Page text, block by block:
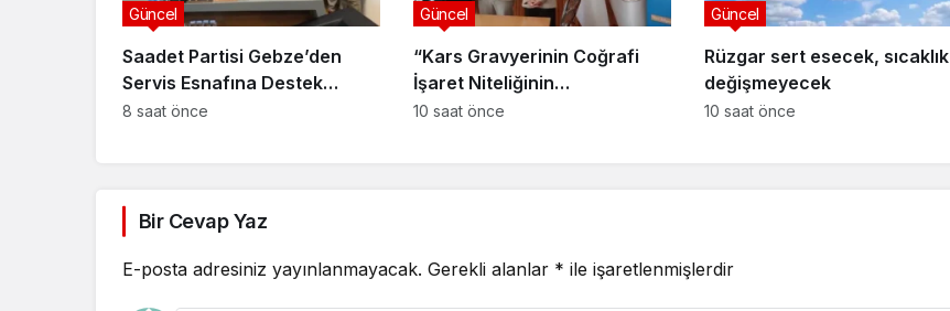
Saadet Partisi Gebze’den
Servis Esnafına Destek
Ziyareti: “Sektörde Adalet
Güncel
8 saat önce
“Kars Gravyerinin Coğrafi
İşaret Niteliğinin
Güçlendirilmesi Projesi”
Güncel
10 saat önce
Rüzgar sert esecek, sıcaklık
değişmeyecek
Güncel
10 saat önce
Bir Cevap Yaz
E-posta adresiniz yayınlanmayacak. Gerekli alanlar * ile işaretlenmişlerdir